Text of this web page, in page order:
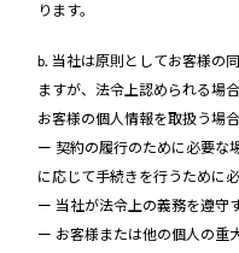
ります。
b. 当社は原則としてお客様の
ますが、法令上認められる場
お客様の個人情報を取扱う場合
ー 契約の履行のために必要な
に応じて手続きを行うために
ー 当社が法令上の義務を遵守
ー お客様または他の個人の重